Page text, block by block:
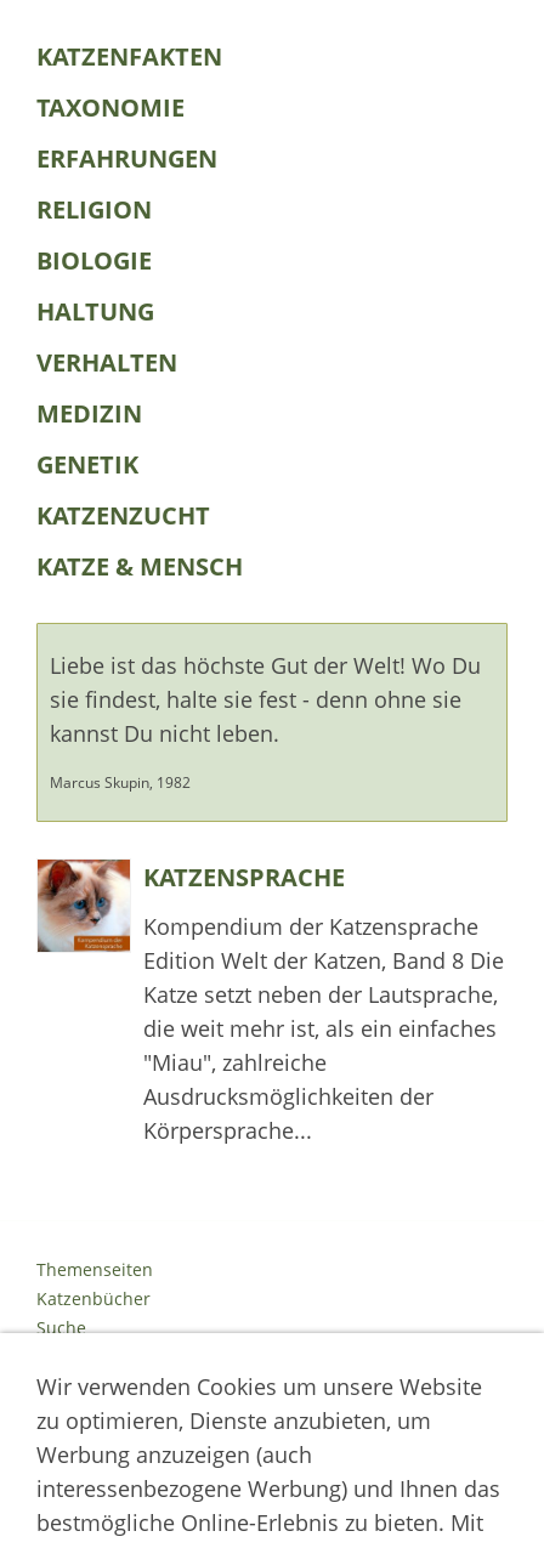
KATZENFAKTEN
TAXONOMIE
ERFAHRUNGEN
RELIGION
BIOLOGIE
HALTUNG
VERHALTEN
MEDIZIN
GENETIK
KATZENZUCHT
KATZE & MENSCH
Liebe ist das höchste Gut der Welt! Wo Du
sie findest, halte sie fest - denn ohne sie
kannst Du nicht leben.
Marcus Skupin, 1982
KATZENSPRACHE
Kompendium der Katzensprache
Edition Welt der Katzen, Band 8 Die
Katze setzt neben der Lautsprache,
die weit mehr ist, als ein einfaches
"Miau", zahlreiche
Ausdrucksmöglichkeiten der
Körpersprache...
Themenseiten
Katzenbücher
Suche
Impressum
Datenschutz
Cookies
Autor der Welt der Katzen
Wir verwenden Cookies um unsere Website
zu optimieren, Dienste anzubieten, um
Werbung anzuzeigen (auch
interessenbezogene Werbung) und Ihnen das
bestmögliche Online-Erlebnis zu bieten. Mit